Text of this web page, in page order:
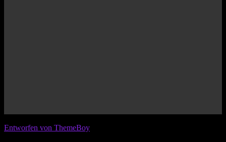
Entworfen von ThemeBoy